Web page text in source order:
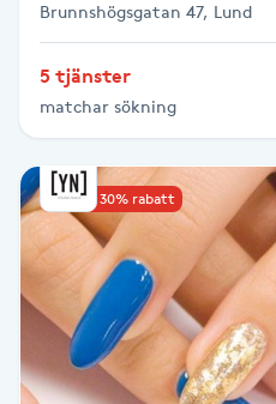
Frekvensterapi
Friskvård
Frisör
Funktionsanalys
Färgning
Brunnshögsgatan 47, Lund
5 tjänster
matchar sökning
Upp till 30% rabatt